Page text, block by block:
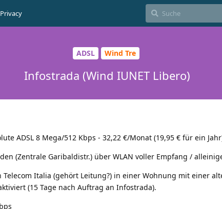
Privacy
ADSL Wind Tre
Infostrada (Wind IUNET Libero)
ADSL 8 Mega/512 Kbps - 32,22 €/Monat (19,95 € für ein
(Zentrale Garibaldistr.) über WLAN voller Empfang /
Telecom Italia (gehört Leitung?) in einer Wohnung mit einer
(15 Tage nach Auftrag an Infostrada).